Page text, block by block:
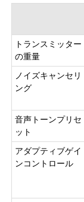
トランスミッター
の重量
ノイズキャンセリ
ング
音声トーンプリセ
ット
アダプティブゲイ
ンコントロール